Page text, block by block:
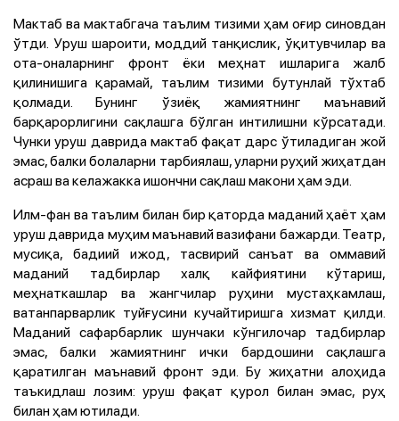
Мактаб ва мактабгача таълим тизими ҳам оғир синовдан
ўтди. Уруш шароити, моддий танқислик, ўқитувчилар ва
ота-оналарнинг фронт ёки меҳнат ишларига жалб
қилинишига қарамай, таълим тизими бутунлай тўхтаб
қолмади. Бунинг ўзиёқ жамиятнинг маънавий
барқарорлигини сақлашга бўлган интилишни кўрсатади.
Чунки уруш даврида мактаб фақат дарс ўтиладиган жой
эмас, балки болаларни тарбиялаш, уларни руҳий жиҳатдан
асраш ва келажакка ишончни сақлаш макони ҳам эди.
Илм-фан ва таълим билан бир қаторда маданий ҳаёт ҳам
уруш даврида муҳим маънавий вазифани бажарди. Театр,
мусиқа, бадиий ижод, тасвирий санъат ва оммавий
маданий тадбирлар халқ кайфиятини кўтариш,
меҳнаткашлар ва жангчилар руҳини мустаҳкамлаш,
ватанпарварлик туйғусини кучайтиришга хизмат қилди.
Маданий сафарбарлик шунчаки кўнгилочар тадбирлар
эмас, балки жамиятнинг ички бардошини сақлашга
қаратилган маънавий фронт эди. Бу жиҳатни алоҳида
таъкидлаш лозим: уруш фақат қурол билан эмас, руҳ
билан ҳам ютилади.